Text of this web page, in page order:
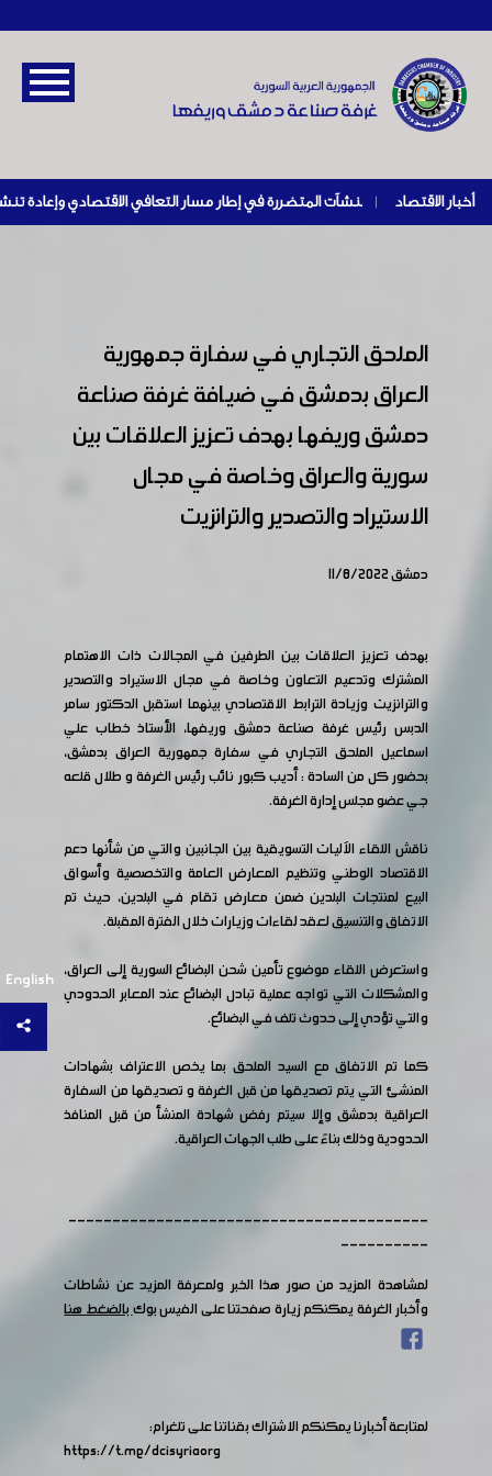
أخبار الاقتصاد |
English
الملحق التجاري في سفارة جمهورية
العراق بدمشق في ضيافة غرفة صناعة
دمشق وريفها بهدف تعزيز العلاقات بين
سورية والعراق وخاصة في مجال
الاستيراد والتصدير والترانزيت
دمشق 11/8/2022
بهدف تعزيز العلاقات بين الطرفين في المجالات ذات الاهتمام
المشترك وتدعيم التعاون وخاصة في مجال الاستيراد والتصدير
والترانزيت وزيادة الترابط الاقتصادي بينهما استقبل الدكتور سامر
الدبس رئيس غرفة صناعة دمشق وريفها، الأستاذ خطاب علي
اسماعيل الملحق التجاري في سفارة جمهورية العراق بدمشق،
بحضور كل من السادة : أديب كبور نائب رئيس الغرفة و طلال قلعه
جي عضو مجلس إدارة الغرفة.
ناقش اللقاء الآليات التسويقية بين الجانبين والتي من شأنها دعم
الاقتصاد الوطني وتنظيم المعارض العامة والتخصصية وأسواق
البيع لمنتجات البلدين ضمن معارض تقام في البلدين، حيث تم
الاتفاق والتنسيق لعقد لقاءات وزيارات خلال الفترة المقبلة.
واستعرض اللقاء موضوع تأمين شحن البضائع السورية إلى العراق،
والمشكلات التي تواجه عملية تبادل البضائع عند المعابر الحدودي
والتي تؤدي إلى حدوث تلف في البضائع.
كما تم الاتفاق مع السيد الملحق بما يخص الاعتراف بشهادات
المنشئ التي يتم تصديقها من قبل الغرفة و تصديقها من السفارة
العراقية بدمشق وإلا سيتم رفض شهادة المنشأ من قبل المنافذ
الحدودية وذلك بناءً على طلب الجهات العراقية.
-----------------------------------------
----------
لمشاهدة المزيد من صور هذا الخبر ولمعرفة المزيد عن نشاطات
وأخبار الغرفة يمكنكم زيارة صفحتنا على الفيس بوكبالضغط هنا
لمتابعة أخبارنا يمكنكم الاشتراك بقناتنا على تلغرام:
https://t.me/dcisyriaorg